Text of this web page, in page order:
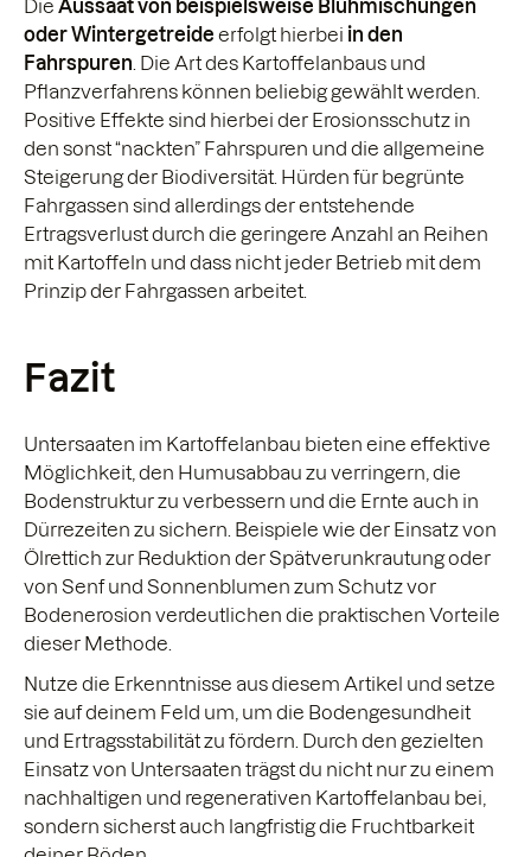
Die Aussaat von beispielsweise Blühmischungen
oder Wintergetreide erfolgt hierbei in den
Fahrspuren . Die Art des Kartoffelanbaus und
Pflanzverfahrens können beliebig gewählt werden.
Positive Effekte sind hierbei der Erosionsschutz in
den sonst “nackten” Fahrspuren und die allgemeine
Steigerung der Biodiversität. Hürden für begrünte
Fahrgassen sind allerdings der entstehende
Ertragsverlust durch die geringere Anzahl an Reihen
mit Kartoffeln und dass nicht jeder Betrieb mit dem
Prinzip der Fahrgassen arbeitet.
Fazit
Untersaaten im Kartoffelanbau bieten eine effektive
Möglichkeit, den Humusabbau zu verringern, die
Bodenstruktur zu verbessern und die Ernte auch in
Dürrezeiten zu sichern. Beispiele wie der Einsatz von
Ölrettich zur Reduktion der Spätverunkrautung oder
von Senf und Sonnenblumen zum Schutz vor
Bodenerosion verdeutlichen die praktischen Vorteile
dieser Methode.
Nutze die Erkenntnisse aus diesem Artikel und setze
sie auf deinem Feld um, um die Bodengesundheit
und Ertragsstabilität zu fördern. Durch den gezielten
Einsatz von Untersaaten trägst du nicht nur zu einem
nachhaltigen und regenerativen Kartoffelanbau bei,
sondern sicherst auch langfristig die Fruchtbarkeit